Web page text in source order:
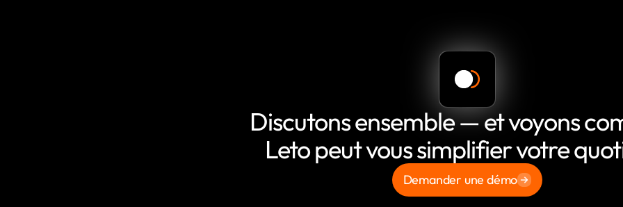
Discutons ensemble — et voyons
Leto peut vous simplifier votre
Demander une démo